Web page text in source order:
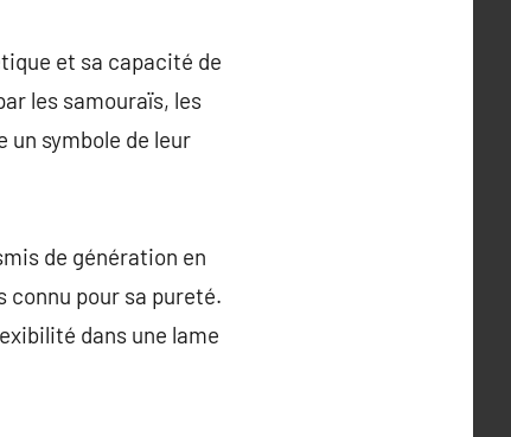
et sa capacité de
les samouraïs, les
un symbole de leur
de génération en
connu pour sa pureté.
dans une lame